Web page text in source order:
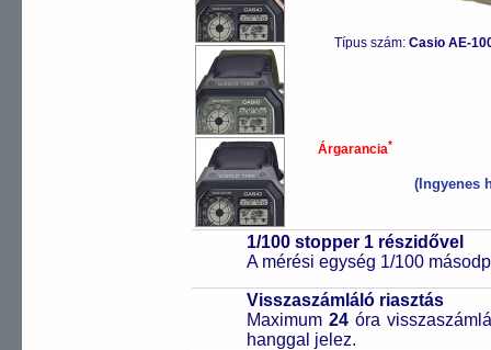
Típus szám: Casio AE-
Árgarancia*
(Ingyenes
1/100 stopper 1 részidővel
A mérési egység 1/100
Visszaszámláló riasztás
Maximum24 óra
hanggal jelez.